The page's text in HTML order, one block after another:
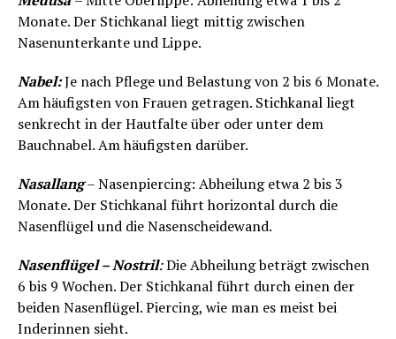
Monate. Der Stichkanal liegt mittig zwischen
Nasenunterkante und Lippe.
Nabel:Je nach Pflege und Belastung von 2 bis 6 Monate.
Am häufigsten von Frauen getragen. Stichkanal liegt
senkrecht in der Hautfalte über oder unter dem
Bauchnabel. Am häufigsten darüber.
Nasallang– Nasenpiercing: Abheilung etwa 2 bis 3
Monate. Der Stichkanal führt horizontal durch die
Nasenflügel und die Nasenscheidewand.
Nasenflügel – Nostril:Die Abheilung beträgt zwischen
6 bis 9 Wochen. Der Stichkanal führt durch einen der
beiden Nasenflügel. Piercing, wie man es meist bei
Inderinnen sieht.